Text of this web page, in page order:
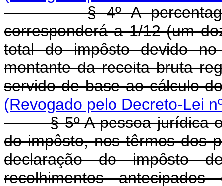
§ 4º A percentagem
corresponderá a 1/12 (um
total do impôsto devido no
montante da receita bruta
servido de base ao cálculo
(Revogado pelo Decreto-Lei
§ 5º A pessoa jurídica
do impôsto, nos têrmos dos
declaração do impôsto
recolhimentos